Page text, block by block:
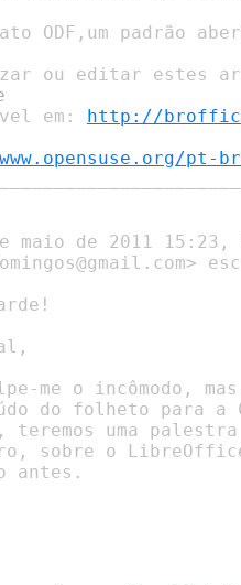
em: http://
pt-
maio de 2011 15:23,
me o incômodo,
do folheto para a
teremos uma
sobre o
antes.